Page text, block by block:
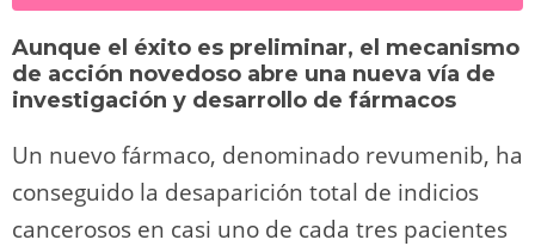
y d
o
n
a
m
A
p
p
b
o
o
k
t Li
n
k
ar
tir
Aunque el éxito es preliminar, el mecanismo
de acción novedoso abre una nueva vía de
investigación y desarrollo de fármacos
Un nuevo fármaco, denominado revumenib, ha
conseguido la desaparición total de indicios
cancerosos en casi uno de cada tres pacientes